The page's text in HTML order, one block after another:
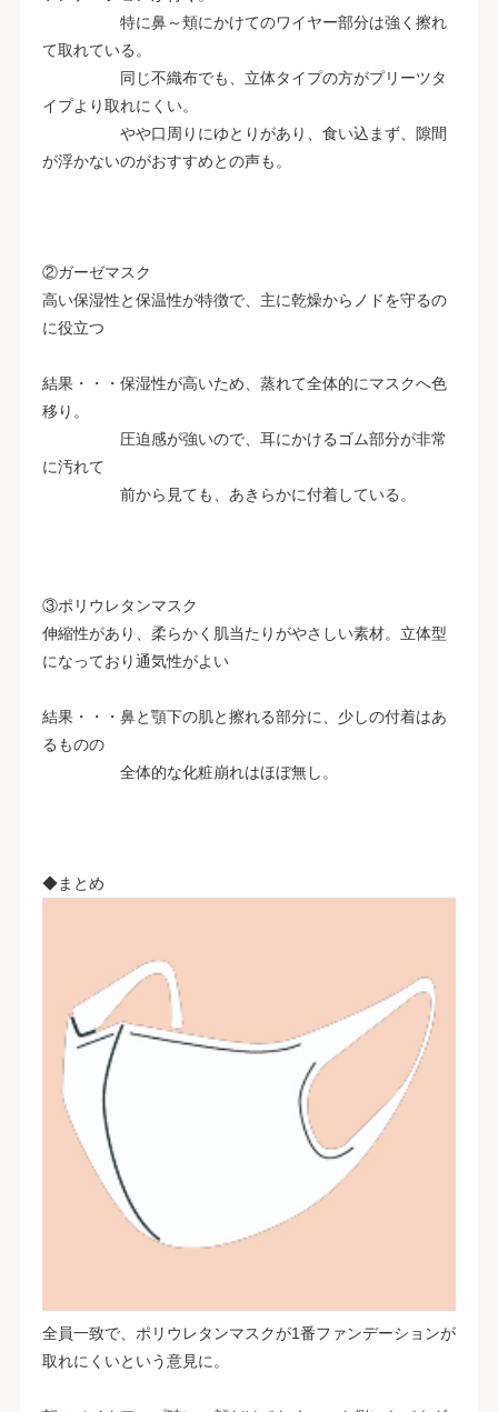
特に鼻～頬にかけてのワイヤー部分は強く擦れ
て取れている。
同じ不織布でも、立体タイプの方がプリーツタ
イプより取れにくい。
やや口周りにゆとりがあり、食い込まず、隙間
が浮かないのがおすすめとの声も。
②ガーゼマスク
高い保湿性と保温性が特徴で、主に乾燥からノドを守るの
に役立つ
結果・・・保湿性が高いため、蒸れて全体的にマスクへ色
移り。
圧迫感が強いので、耳にかけるゴム部分が非常
に汚れて
前から見ても、あきらかに付着している。
③ポリウレタンマスク
伸縮性があり、柔らかく肌当たりがやさしい素材。立体型
になっており通気性がよい
結果・・・鼻と顎下の肌と擦れる部分に、少しの付着はあ
るものの
全体的な化粧崩れはほぼ無し。
◆まとめ
全員一致で、ポリウレタンマスクが1番ファンデーションが
取れにくいという意見に。